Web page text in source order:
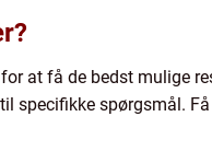
at få de bedst mulige
specifikke spørgsmål.